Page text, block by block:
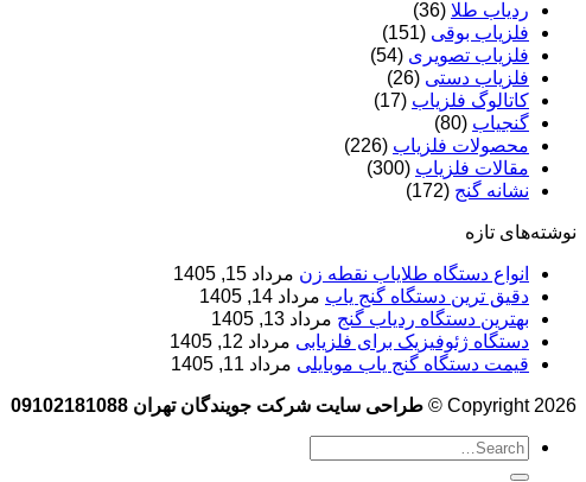
ردیاب طلا (36)
فلزیاب بوقی (151)
فلزیاب تصویری (54)
فلزیاب دستی (26)
کاتالوگ فلزیاب (17)
گنجیاب (80)
محصولات فلزیاب (226)
مقالات فلزیاب (300)
نشانه گنج (172)
نوشته‌های تازه
انواع دستگاه طلایاب نقطه زن مرداد 15, 1405
دقیق ترین دستگاه گنج یاب مرداد 14, 1405
بهترین دستگاه ردیاب گنج مرداد 13, 1405
دستگاه ژئوفیزیک برای فلزیابی مرداد 12, 1405
قیمت دستگاه گنج یاب موبایلی مرداد 11, 1405
Copyright 2026 © طراحی سایت شرکت جویندگان تهران 09102181088